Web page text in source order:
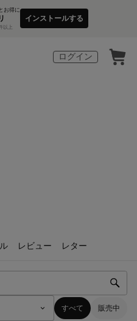
お得に
以上
インストールする
ログイン
レビュー レター
すべて 販売中